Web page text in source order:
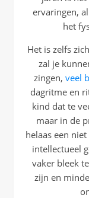
ervaringen,
het
Het is zelfs
zal je
zingen, veel
dagritme en
kind dat te
maar in de
helaas een
intellectueel
vaker bleek
zijn en